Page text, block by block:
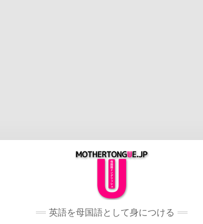
英語を母国語として身につける